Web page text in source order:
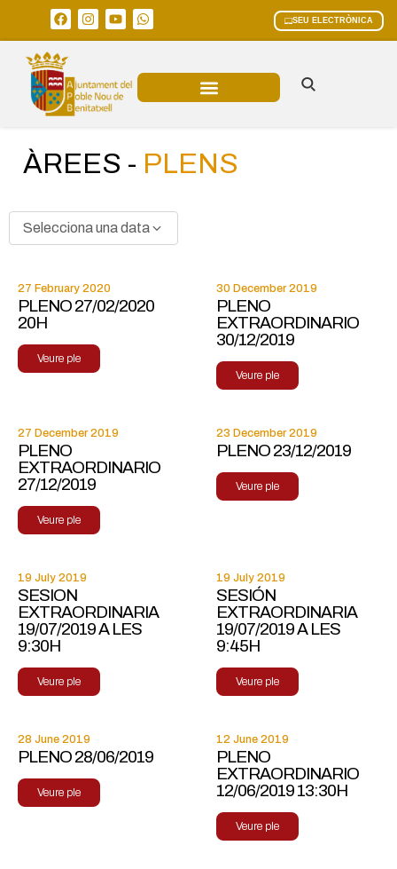
SEU ELECTRÒNICA
ÀREES - PLENS
Selecciona una data
27 February 2020
PLENO 27/02/2020
20H
Veure ple
30 December 2019
PLENO
EXTRAORDINARIO
30/12/2019
Veure ple
27 December 2019
PLENO
EXTRAORDINARIO
27/12/2019
Veure ple
23 December 2019
PLENO 23/12/2019
Veure ple
19 July 2019
SESION
EXTRAORDINARIA
19/07/2019 A LES
9:30H
Veure ple
19 July 2019
SESIÓN
EXTRAORDINARIA
19/07/2019 A LES
9:45H
Veure ple
28 June 2019
PLENO 28/06/2019
Veure ple
12 June 2019
PLENO
EXTRAORDINARIO
12/06/2019 13:30H
Veure ple